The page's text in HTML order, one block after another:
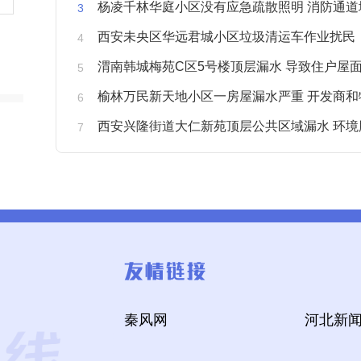
杨凌千林华庭小区没有应急疏散照明 消防通
西安未央区华远君城小区垃圾清运车作业扰民
渭南韩城梅苑C区5号楼顶层漏水 导致住户屋面被
榆林万民新天地小区一房屋漏水严重 开发商和物业不予
西安兴隆街道大仁新苑顶层公共区域漏水 环
秦风网 河北新